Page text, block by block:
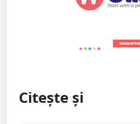
Citește și